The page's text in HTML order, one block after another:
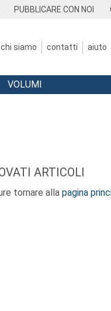
PUBBLICARE CON NOI
chi siamo contatti aiuto
VOLUMI
ARTICOLI
tornare alla pagina